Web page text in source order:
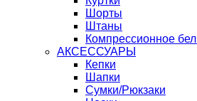
Шорты
Штаны
Компрессионное
АКСЕССУАРЫ
Кепки
Шапки
Сумки/Рюкзаки